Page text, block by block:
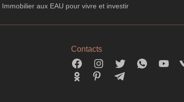
Immobilier aux EAU pour vivre et investir
Contacts